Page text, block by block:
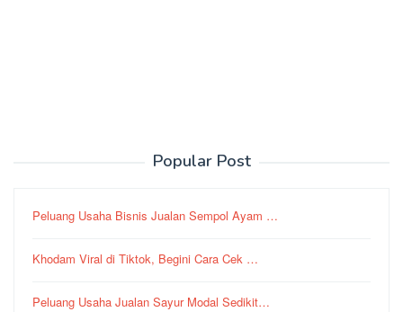
Popular Post
Peluang Usaha Bisnis Jualan Sempol Ayam …
Khodam Viral di Tiktok, Begini Cara Cek …
Peluang Usaha Jualan Sayur Modal Sedikit…